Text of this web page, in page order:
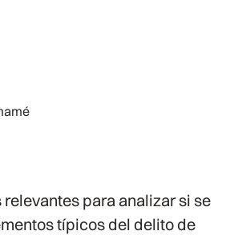
relevantes para analizar si se
típicos del delito de